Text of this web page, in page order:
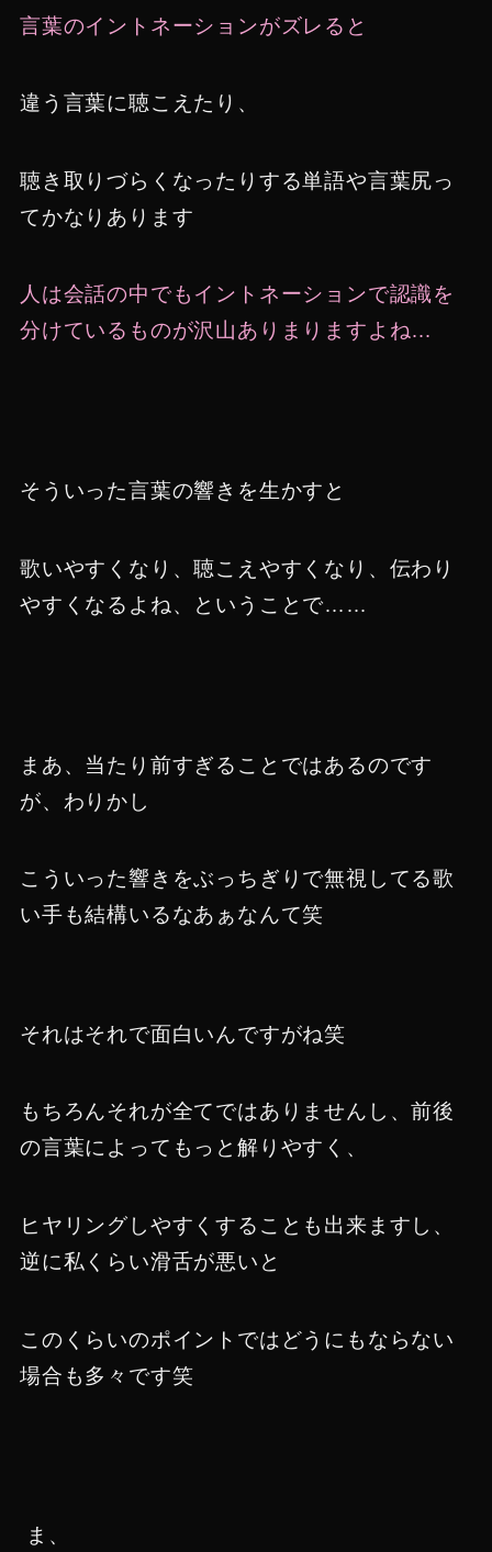
言葉のイントネーションがズレる と
違う言葉に聴こえたり、
聴き取りづらくなったりする単語や言葉尻っ
てかなりあります
人は会話の中でもイントネーションで認識を
分けているものが沢山ありまりますよね…
そういった言葉の響きを生かすと
歌いやすくなり、聴こえやすくなり、伝わり
やすくなるよね、ということで……
まあ、当たり前すぎることではあるのです
が、わりかし
こういった響きをぶっちぎりで無視してる歌
い手も結構いるなあぁなんて笑
それはそれで面白いんですがね笑
もちろんそれが全てではありませんし、前後
の言葉によってもっと解りやすく、
ヒヤリングしやすくすることも出来ますし、
逆に私くらい滑舌が悪いと
このくらいのポイントではどうにもならない
場合も多々です笑
ま、